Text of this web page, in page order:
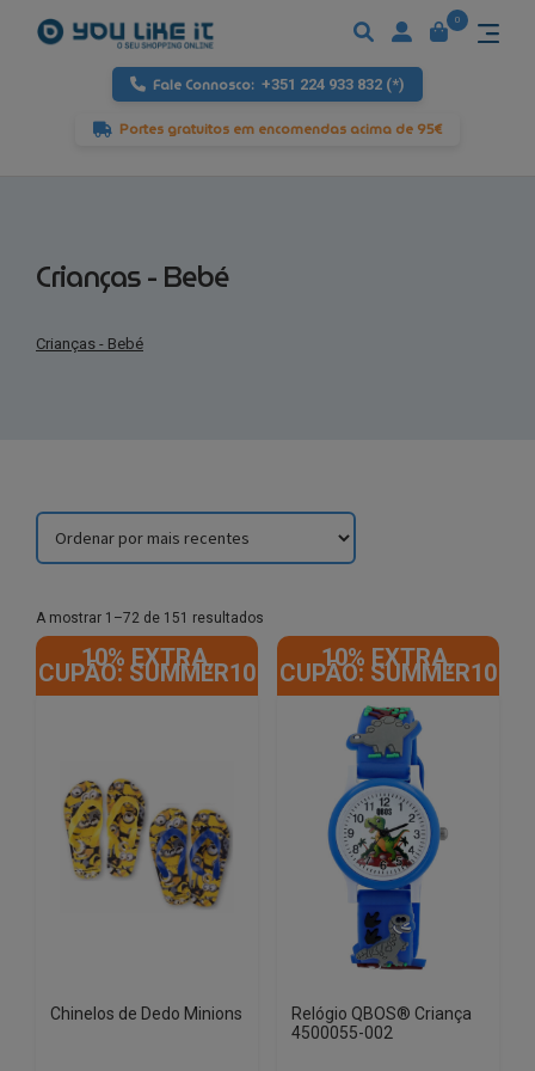
Fale Connosco: +351 224 933 832 (*)
Portes gratuitos em encomendas acima de 95€
0
Crianças - Bebé
Crianças - Bebé
A mostrar 1–72 de 151 resultados
latest
10% EXTRA,
CUPÃO: SUMMER10
Chinelos de Dedo Minions
10% EXTRA,
CUPÃO: SUMMER10
Relógio QBOS® Criança
4500055-002